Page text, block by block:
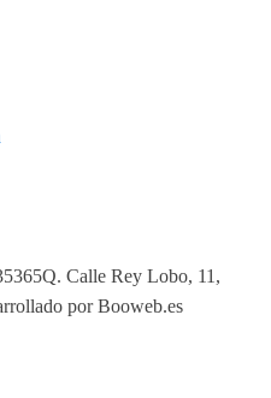
Calle Rey Lobo, 11,
por Booweb.es